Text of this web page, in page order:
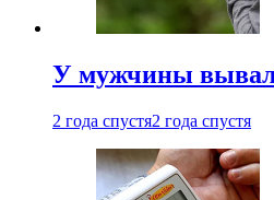
У мужчины
2 года спустя2 года спустя